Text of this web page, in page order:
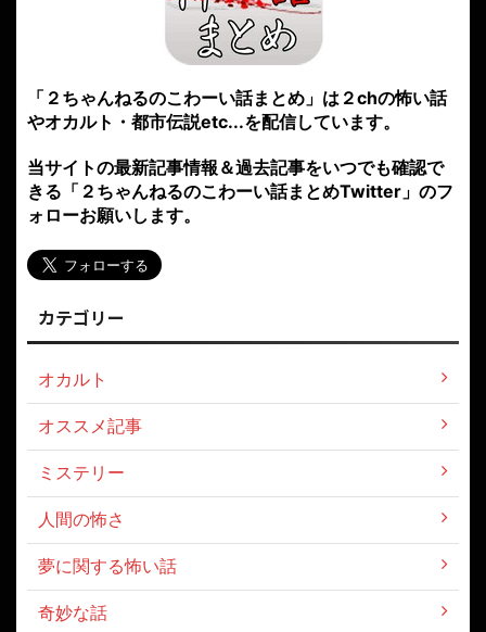
「２ちゃんねるのこわーい話まとめ」は２chの怖い話
やオカルト・都市伝説etc...を配信しています。
当サイトの最新記事情報＆過去記事をいつでも確認で
きる「２ちゃんねるのこわーい話まとめTwitter」のフ
ォローお願いします。
カテゴリー
オカルト
オススメ記事
ミステリー
人間の怖さ
夢に関する怖い話
奇妙な話